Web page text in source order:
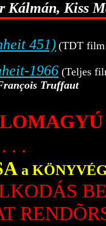
Kálmán, Kiss
451)(TDT film
1966 (Teljes
Truffaut
. . .
a